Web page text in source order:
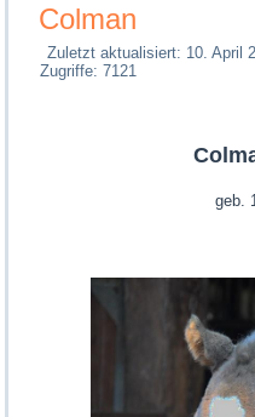
Colman
Zuletzt aktualisiert: 10. April
Zugriffe: 7121
geb.